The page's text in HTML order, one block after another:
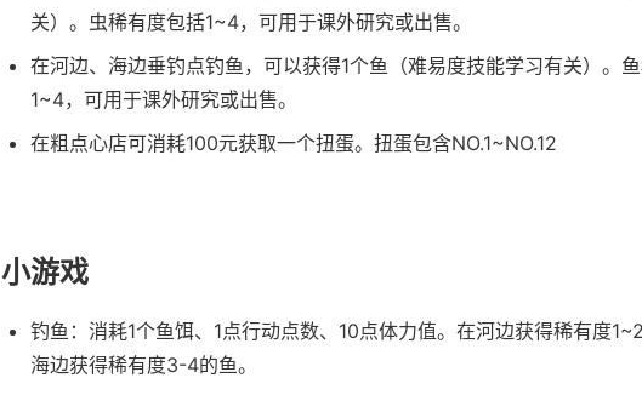
关）。虫稀有度包括1~4，可用于课外研究或出售。
在河边、海边垂钓点钓鱼，可以获得1个鱼（难易度技能学习有关）。
1~4，可用于课外研究或出售。
在粗点心店可消耗100元获取一个扭蛋。扭蛋包含NO.1~NO.12
小游戏
钓鱼：消耗1个鱼饵、1点行动点数、10点体力值。在河边获得稀有度
海边获得稀有度3-4的鱼。